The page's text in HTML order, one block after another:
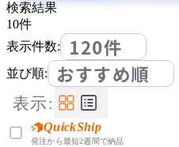
検索結果
10件
表示件数:
120件
並び順: おすすめ順
表示:
QuickShip
発注から最短2週間で納品